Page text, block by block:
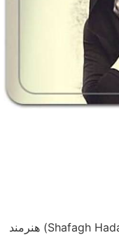
عاطفه سالاری بردسیری (به انگلیسی: Shafagh Hadavi) هنرمند